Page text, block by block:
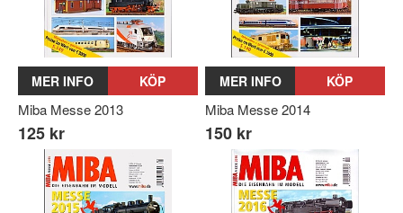
MER INFO KÖP
Miba Messe 2013
125 kr
MER INFO KÖP
Miba Messe 2014
150 kr